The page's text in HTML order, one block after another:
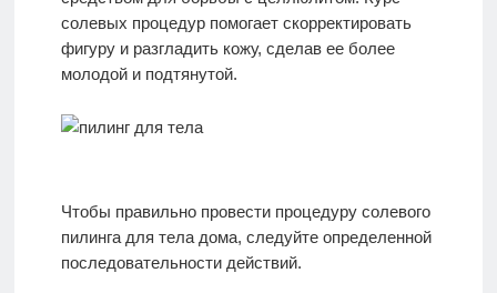
солевых процедур помогает скорректировать
фигуру и разгладить кожу, сделав ее более
молодой и подтянутой.
Чтобы правильно провести процедуру солевого
пилинга для тела дома, следуйте определенной
последовательности действий.